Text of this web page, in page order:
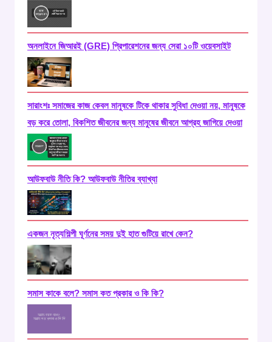
অনলাইনে জিআরই (GRE) প্রিপারেশনের জন্য সেরা ১০টি ওয়েবসাইট
সারাংশঃ সমাজের কাজ কেবল মানুষকে টিকে থাকার সুবিধা দেওয়া নয়, মানুষকে
বড় করে তোলা, বিকশিত জীবনের জন্য মানুষের জীবনে আগ্রহ জাগিয়ে দেওয়া
আউফবাউ নীতি কি? আউফবাউ নীতির ব্যাখ্যা
একজন নৃত্যশিল্পী ঘূর্ণনের সময় দুই হাত গুটিয়ে রাখে কেন?
সমাস কাকে বলে? সমাস কত প্রকার ও কি কি?